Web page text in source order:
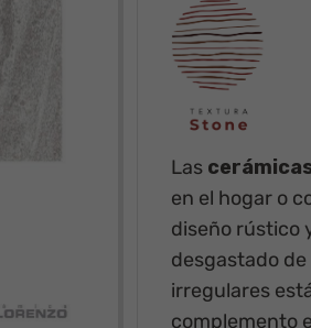
Las
en el hogar o
diseño rústico
desgastado
irregulares
complemento